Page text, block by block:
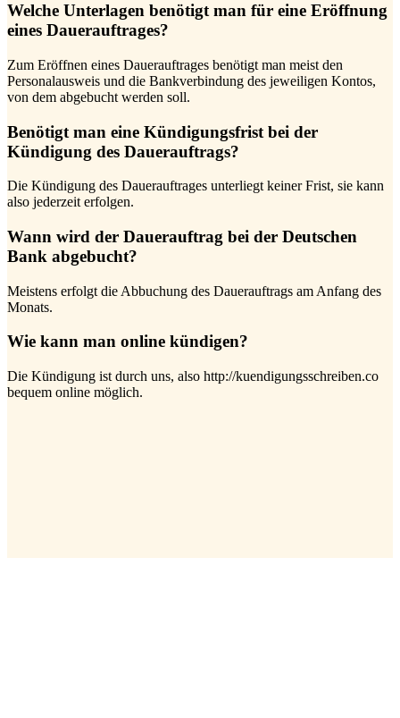
Welche Unterlagen benötigt man für eine Eröffnung
eines Dauerauftrages?
Zum Eröffnen eines Dauerauftrages benötigt man meist den
Personalausweis und die Bankverbindung des jeweiligen Kontos,
von dem abgebucht werden soll.
Benötigt man eine Kündigungsfrist bei der
Kündigung des Dauerauftrags?
Die Kündigung des Dauerauftrages unterliegt keiner Frist, sie kann
also jederzeit erfolgen.
Wann wird der Dauerauftrag bei der Deutschen
Bank abgebucht?
Meistens erfolgt die Abbuchung des Dauerauftrags am Anfang des
Monats.
Wie kann man online kündigen?
Die Kündigung ist durch uns, also http://kuendigungsschreiben.co
bequem online möglich.